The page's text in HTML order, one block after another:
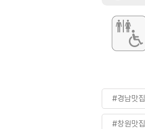
#경남맛집
#창원맛집